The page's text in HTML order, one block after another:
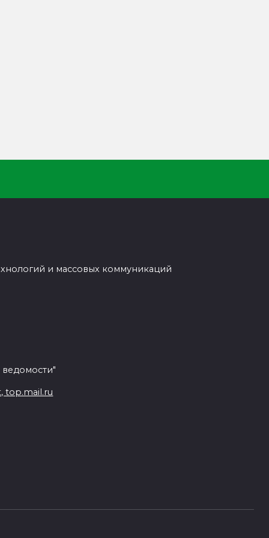
и массовых коммуникаций
top.mail.ru